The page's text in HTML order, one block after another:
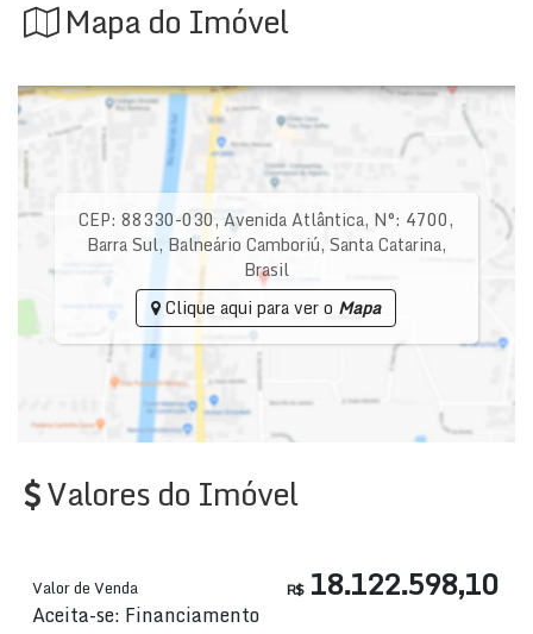
Mapa do Imóvel
CEP: 88330-030,Avenida Atlântica, N°: 4700,
Barra Sul, Balneário Camboriú, Santa Catarina,
Brasil
Clique aqui para ver o Mapa
Valores do Imóvel
R$18.122.598,10
Valor de Venda
Aceita-se: Financiamento